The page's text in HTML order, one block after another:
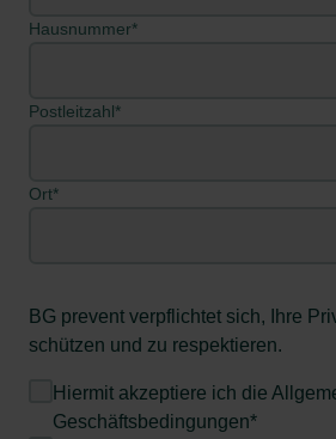
Hausnummer*
Postleitzahl*
Ort*
BG prevent verpflichtet sich, Ihre
schützen und zu respektieren.
Hiermit akzeptiere ich die
Geschäftsbedingungen*